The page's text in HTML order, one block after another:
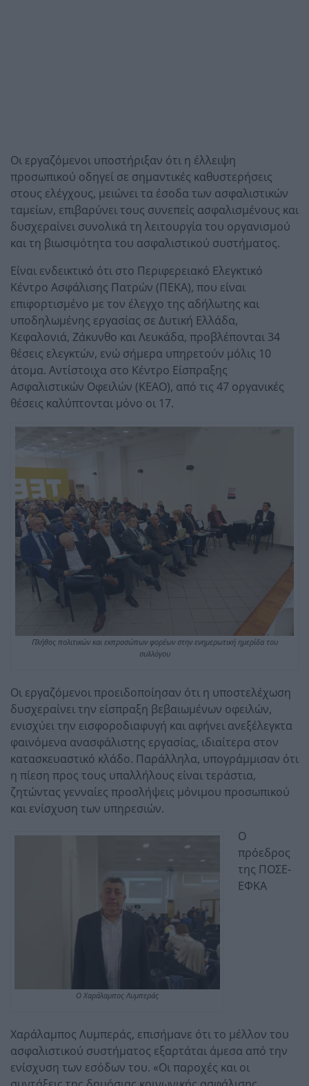
Οι εργαζόμενοι υποστήριξαν ότι η έλλειψη
προσωπικού οδηγεί σε σημαντικές καθυστερήσεις
στους ελέγχους, μειώνει τα έσοδα των ασφαλιστικών
ταμείων, επιβαρύνει τους συνεπείς ασφαλισμένους και
δυσχεραίνει συνολικά τη λειτουργία του οργανισμού
και τη βιωσιμότητα του ασφαλιστικού συστήματος.
Είναι ενδεικτικό ότι στο Περιφερειακό Ελεγκτικό
Κέντρο Ασφάλισης Πατρών (ΠΕΚΑ), που είναι
επιφορτισμένο με τον έλεγχο της αδήλωτης και
υποδηλωμένης εργασίας σε Δυτική Ελλάδα,
Κεφαλονιά, Ζάκυνθο και Λευκάδα, προβλέπονται 34
θέσεις ελεγκτών, ενώ σήμερα υπηρετούν μόλις 10
άτομα. Αντίστοιχα στο Κέντρο Είσπραξης
Ασφαλιστικών Οφειλών (ΚΕΑΟ), από τις 47 οργανικές
θέσεις καλύπτονται μόνο οι 17.
Πλήθος πολιτικών και εκπροσώπων φορέων στην ενημερωτική ημερίδα του
συλλόγου
Οι εργαζόμενοι προειδοποίησαν ότι η υποστελέχωση
δυσχεραίνει την είσπραξη βεβαιωμένων οφειλών,
ενισχύει την εισφοροδιαφυγή και αφήνει ανεξέλεγκτα
φαινόμενα ανασφάλιστης εργασίας, ιδιαίτερα στον
κατασκευαστικό κλάδο. Παράλληλα, υπογράμμισαν ότι
η πίεση προς τους υπαλλήλους είναι τεράστια,
ζητώντας γενναίες προσλήψεις μόνιμου προσωπικού
και ενίσχυση των υπηρεσιών.
O Χαράλαμπος Λυμπεράς
Ο
πρόεδρος
της ΠΟΣΕ-
ΕΦΚΑ
Χαράλαμπος Λυμπεράς, επισήμανε ότι το μέλλον του
ασφαλιστικού συστήματος εξαρτάται άμεσα από την
ενίσχυση των εσόδων του. «Οι παροχές και οι